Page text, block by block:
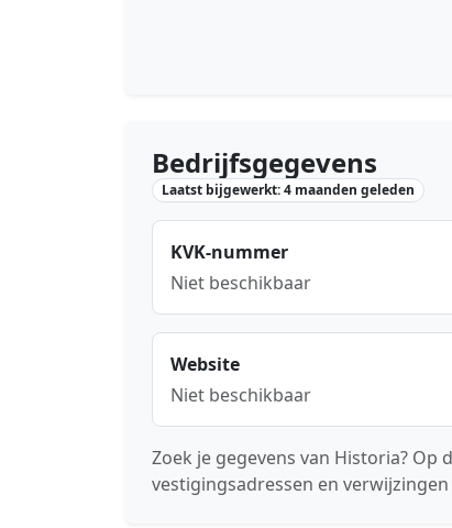
Bedrijfsgegevens
Laatst bijgewerkt: 4 maanden geleden
KVK-nummer
Niet beschikbaar
Website
Niet beschikbaar
Zoek je gegevens van Historia? Op
vestigingsadressen en